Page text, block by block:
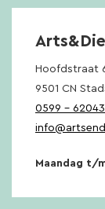
Hoofdstraat
9501 CN
0599 –
Maandag t/